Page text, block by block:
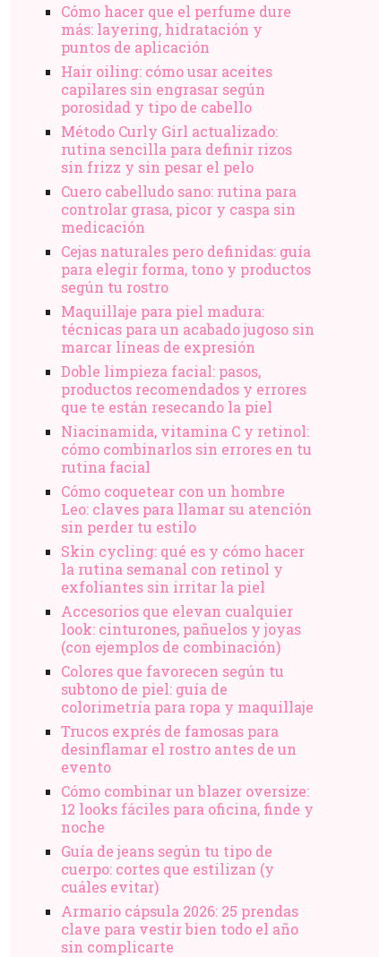
Cómo hacer que el perfume dure
más: layering, hidratación y
puntos de aplicación
Hair oiling: cómo usar aceites
capilares sin engrasar según
porosidad y tipo de cabello
Método Curly Girl actualizado:
rutina sencilla para definir rizos
sin frizz y sin pesar el pelo
Cuero cabelludo sano: rutina para
controlar grasa, picor y caspa sin
medicación
Cejas naturales pero definidas: guía
para elegir forma, tono y productos
según tu rostro
Maquillaje para piel madura:
técnicas para un acabado jugoso sin
marcar líneas de expresión
Doble limpieza facial: pasos,
productos recomendados y errores
que te están resecando la piel
Niacinamida, vitamina C y retinol:
cómo combinarlos sin errores en tu
rutina facial
Cómo coquetear con un hombre
Leo: claves para llamar su atención
sin perder tu estilo
Skin cycling: qué es y cómo hacer
la rutina semanal con retinol y
exfoliantes sin irritar la piel
Accesorios que elevan cualquier
look: cinturones, pañuelos y joyas
(con ejemplos de combinación)
Colores que favorecen según tu
subtono de piel: guía de
colorimetría para ropa y maquillaje
Trucos exprés de famosas para
desinflamar el rostro antes de un
evento
Cómo combinar un blazer oversize:
12 looks fáciles para oficina, finde y
noche
Guía de jeans según tu tipo de
cuerpo: cortes que estilizan (y
cuáles evitar)
Armario cápsula 2026: 25 prendas
clave para vestir bien todo el año
sin complicarte